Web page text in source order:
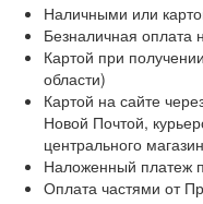
Наличными или
Безналичная оплата
Картой при
области)
Картой на сайте
Новой Почтой,
центрального
Наложенный платеж
Оплата частями от